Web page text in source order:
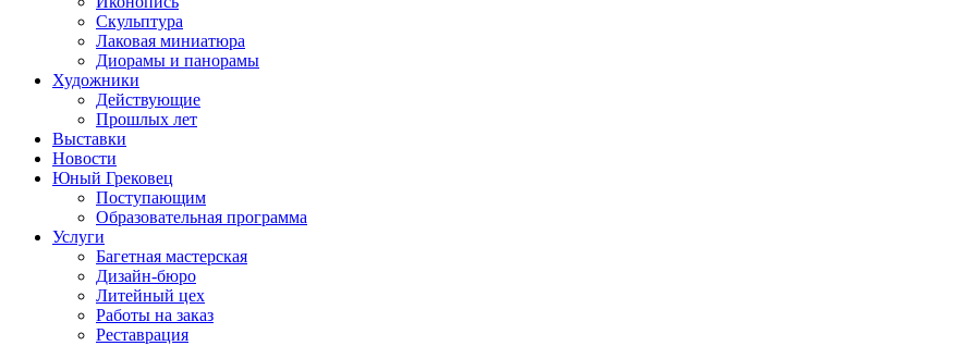
Скульптура
Лаковая миниатюра
Диорамы и панорамы
Художники
Действующие
Прошлых лет
Выставки
Новости
Юный Грековец
Поступающим
Образовательная программа
Услуги
Багетная мастерская
Дизайн-бюро
Литейный цех
Работы на заказ
Реставрация